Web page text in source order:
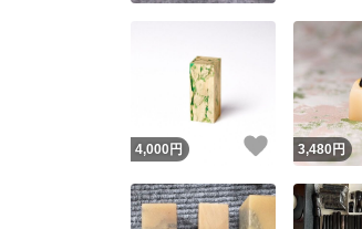
4,000 円 いいね！
3,480円